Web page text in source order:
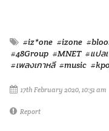
#iz*one #izone
#48Group #MNET #แปล
#เพลงเกาหลี #music
17th February 2020, 10:51 am
Report